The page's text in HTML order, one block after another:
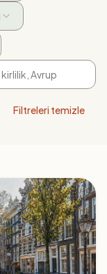
Filtreleri temizle